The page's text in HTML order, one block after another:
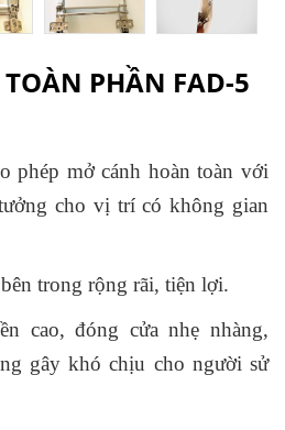
PHẦN FAD-5
phép mở cánh hoàn toàn với
cho vị trí có không gian
trong rộng rãi, tiện lợi.
cao, đóng cửa nhẹ nhàng,
gây khó chịu cho người sử